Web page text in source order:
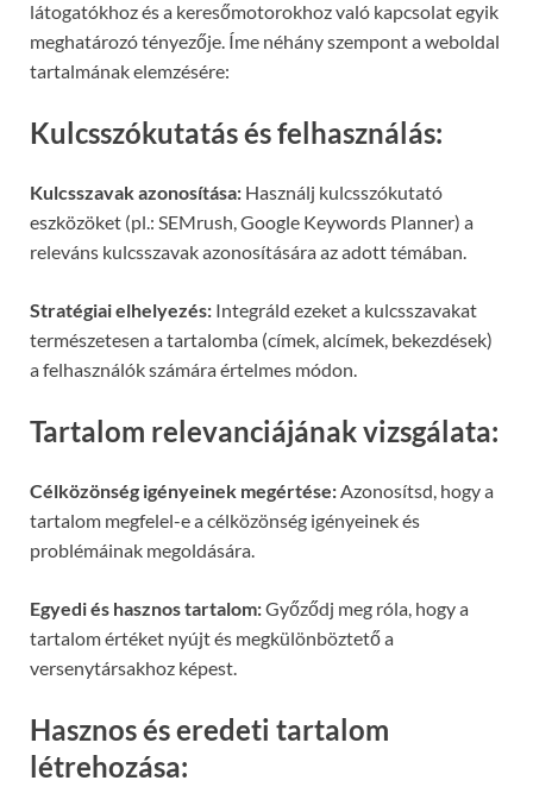
látogatókhoz és a keresőmotorokhoz való kapcsolat egyik
meghatározó tényezője. Íme néhány szempont a weboldal
tartalmának elemzésére:
Kulcsszókutatás és felhasználás:
Kulcsszavak azonosítása: Használj kulcsszókutató
eszközöket (pl.: SEMrush, Google Keywords Planner) a
releváns kulcsszavak azonosítására az adott témában.
Stratégiai elhelyezés: Integráld ezeket a kulcsszavakat
természetesen a tartalomba (címek, alcímek, bekezdések)
a felhasználók számára értelmes módon.
Tartalom relevanciájának vizsgálata:
Célközönség igényeinek megértése: Azonosítsd, hogy a
tartalom megfelel-e a célközönség igényeinek és
problémáinak megoldására.
Egyedi és hasznos tartalom:Győződj meg róla, hogy a
tartalom értéket nyújt és megkülönböztető a
versenytársakhoz képest.
Hasznos és eredeti tartalom
létrehozása: